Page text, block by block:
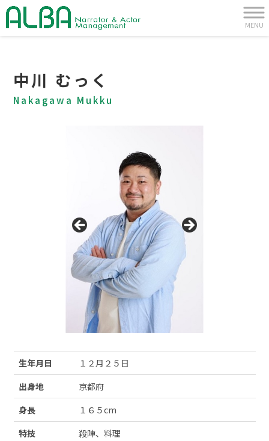
MENU
中川 むっく
Nakagawa Mukku
生年月日
１２月２５日
出身地
京都府
身長
１６５cm
特技
殺陣、料理